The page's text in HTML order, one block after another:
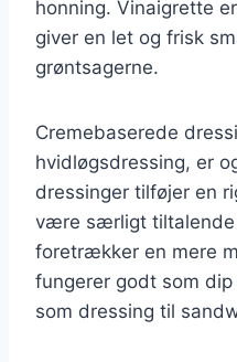
honning. Vinaigrette
giver en let og frisk
grøntsagerne.
Cremebaserede
hvidløgsdressing, er
dressinger tilføjer en
være særligt tiltalende
foretrækker en mere
fungerer godt som
som dressing til